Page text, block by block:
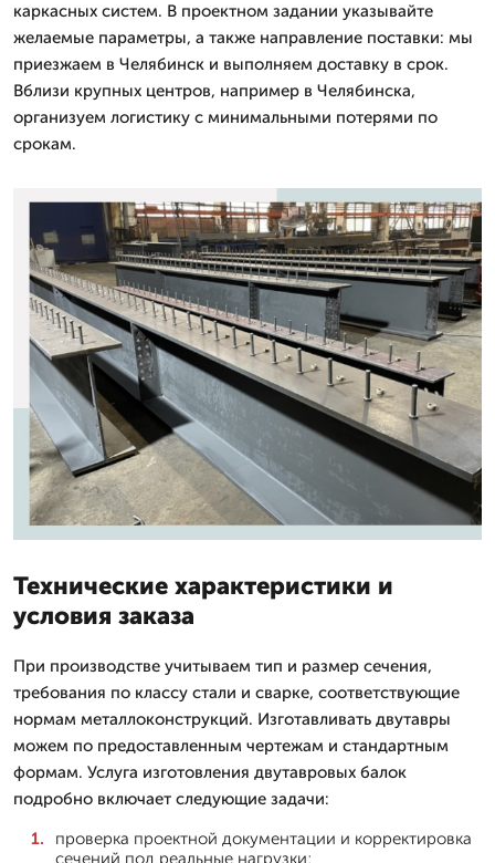
каркасных систем. В проектном задании указывайте
желаемые параметры, а также направление поставки: мы
приезжаем в Челябинск и выполняем доставку в срок.
Вблизи крупных центров, например в Челябинска,
организуем логистику с минимальными потерями по
срокам.
Технические характеристики и
условия заказа
При производстве учитываем тип и размер сечения,
требования по классу стали и сварке, соответствующие
нормам металлоконструкций. Изготавливать двутавры
можем по предоставленным чертежам и стандартным
формам. Услуга изготовления двутавровых балок
подробно включает следующие задачи:
проверка проектной документации и корректировка
сечений под реальные нагрузки;